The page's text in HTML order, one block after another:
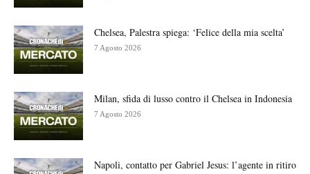
Chelsea, Palestra spiega: ‘Felice della mia scelta’
7 Agosto 2026
Milan, sfida di lusso contro il Chelsea in Indonesia
7 Agosto 2026
Napoli, contatto per Gabriel Jesus: l’agente in ritiro